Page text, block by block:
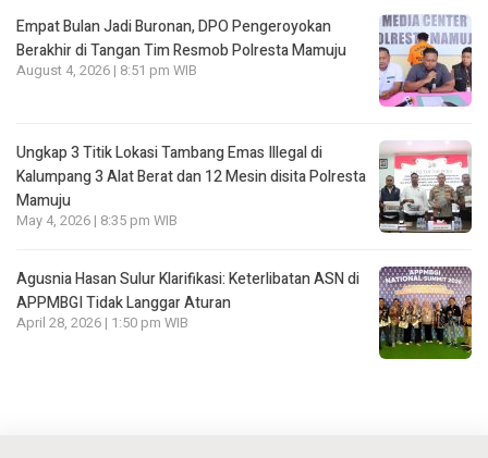
Empat Bulan Jadi Buronan, DPO Pengeroyokan
Berakhir di Tangan Tim Resmob Polresta Mamuju
August 4, 2026 | 8:51 pm WIB
Ungkap 3 Titik Lokasi Tambang Emas Illegal di
Kalumpang 3 Alat Berat dan 12 Mesin disita Polresta
Mamuju
May 4, 2026 | 8:35 pm WIB
Agusnia Hasan Sulur Klarifikasi: Keterlibatan ASN di
APPMBGI Tidak Langgar Aturan
April 28, 2026 | 1:50 pm WIB